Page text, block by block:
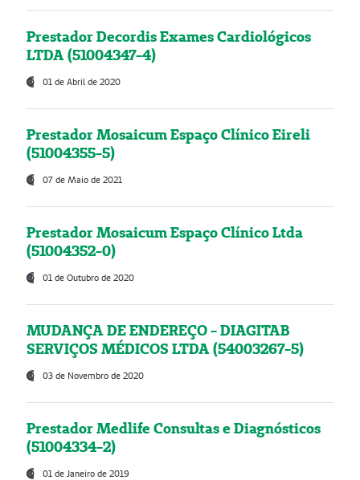
Prestador Decordis Exames Cardiológicos
LTDA (51004347-4)
01 de Abril de 2020
Prestador Mosaicum Espaço Clínico Eireli
(51004355-5)
07 de Maio de 2021
Prestador Mosaicum Espaço Clínico Ltda
(51004352-0)
01 de Outubro de 2020
MUDANÇA DE ENDEREÇO - DIAGITAB
SERVIÇOS MÉDICOS LTDA (54003267-5)
03 de Novembro de 2020
Prestador Medlife Consultas e Diagnósticos
(51004334-2)
01 de Janeiro de 2019